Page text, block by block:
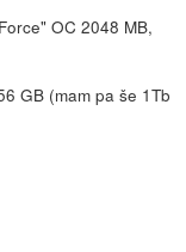
OC 2048 MB,
GB (mam pa še 1Tb